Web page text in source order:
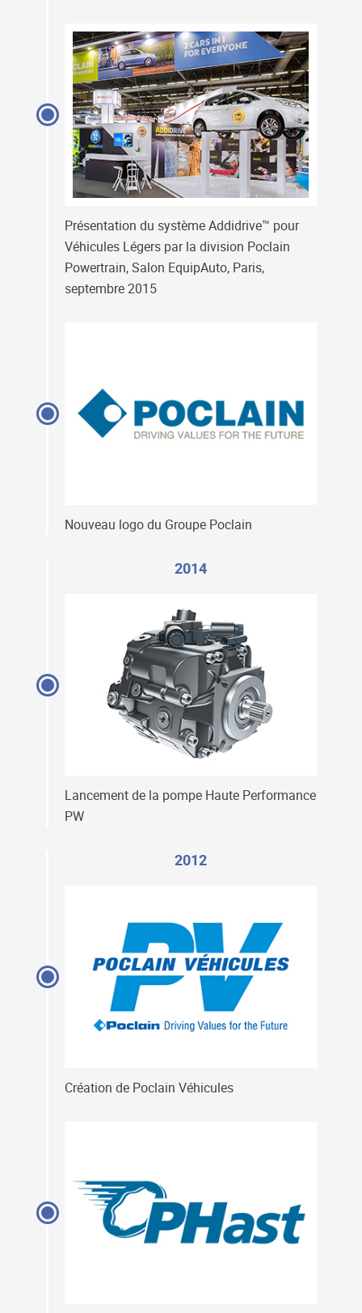
Présentation du système Addidrive™ pour
Véhicules Légers par la division Poclain
Powertrain, Salon EquipAuto, Paris,
septembre 2015
Nouveau logo du Groupe Poclain
2014
Lancement de la pompe Haute Performance
PW
2012
Création de Poclain Véhicules